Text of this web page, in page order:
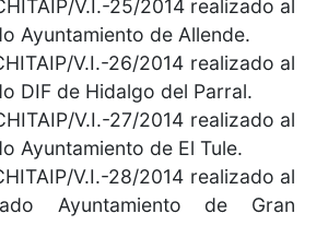
V.I.-25/2014 realizado al
Ayuntamiento de Allende.
V.I.-26/2014 realizado al
DIF de Hidalgo del Parral.
V.I.-27/2014 realizado al
Ayuntamiento de El Tule.
V.I.-28/2014 realizado al
Ayuntamiento de Gran